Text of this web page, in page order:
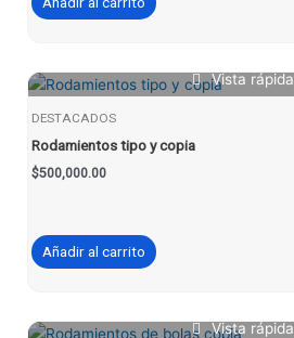
Vista rápida
DESTACADOS
Rodamientos tipo y copia
$500,000.00
Añadir al carrito
Vista rápida